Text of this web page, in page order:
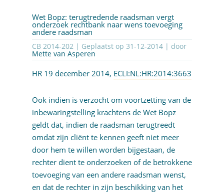
Wet Bopz: terugtredende raadsman vergt
onderzoek rechtbank naar wens toevoeging
andere raadsman
CB 2014-202 | Geplaatst op 31-12-2014| door
Mette van Asperen
HR 19 december 2014, ECLI:NL:HR:2014:3663
Ook indien is verzocht om voortzetting van de
inbewaringstelling krachtens de Wet Bopz
geldt dat, indien de raadsman terugtreedt
omdat zijn cliënt te kennen geeft niet meer
door hem te willen worden bijgestaan, de
rechter dient te onderzoeken of de betrokkene
toevoeging van een andere raadsman wenst,
en dat de rechter in zijn beschikking van het